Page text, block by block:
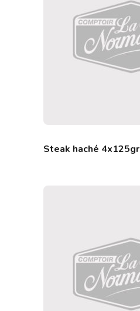
Steak haché 4x125gr